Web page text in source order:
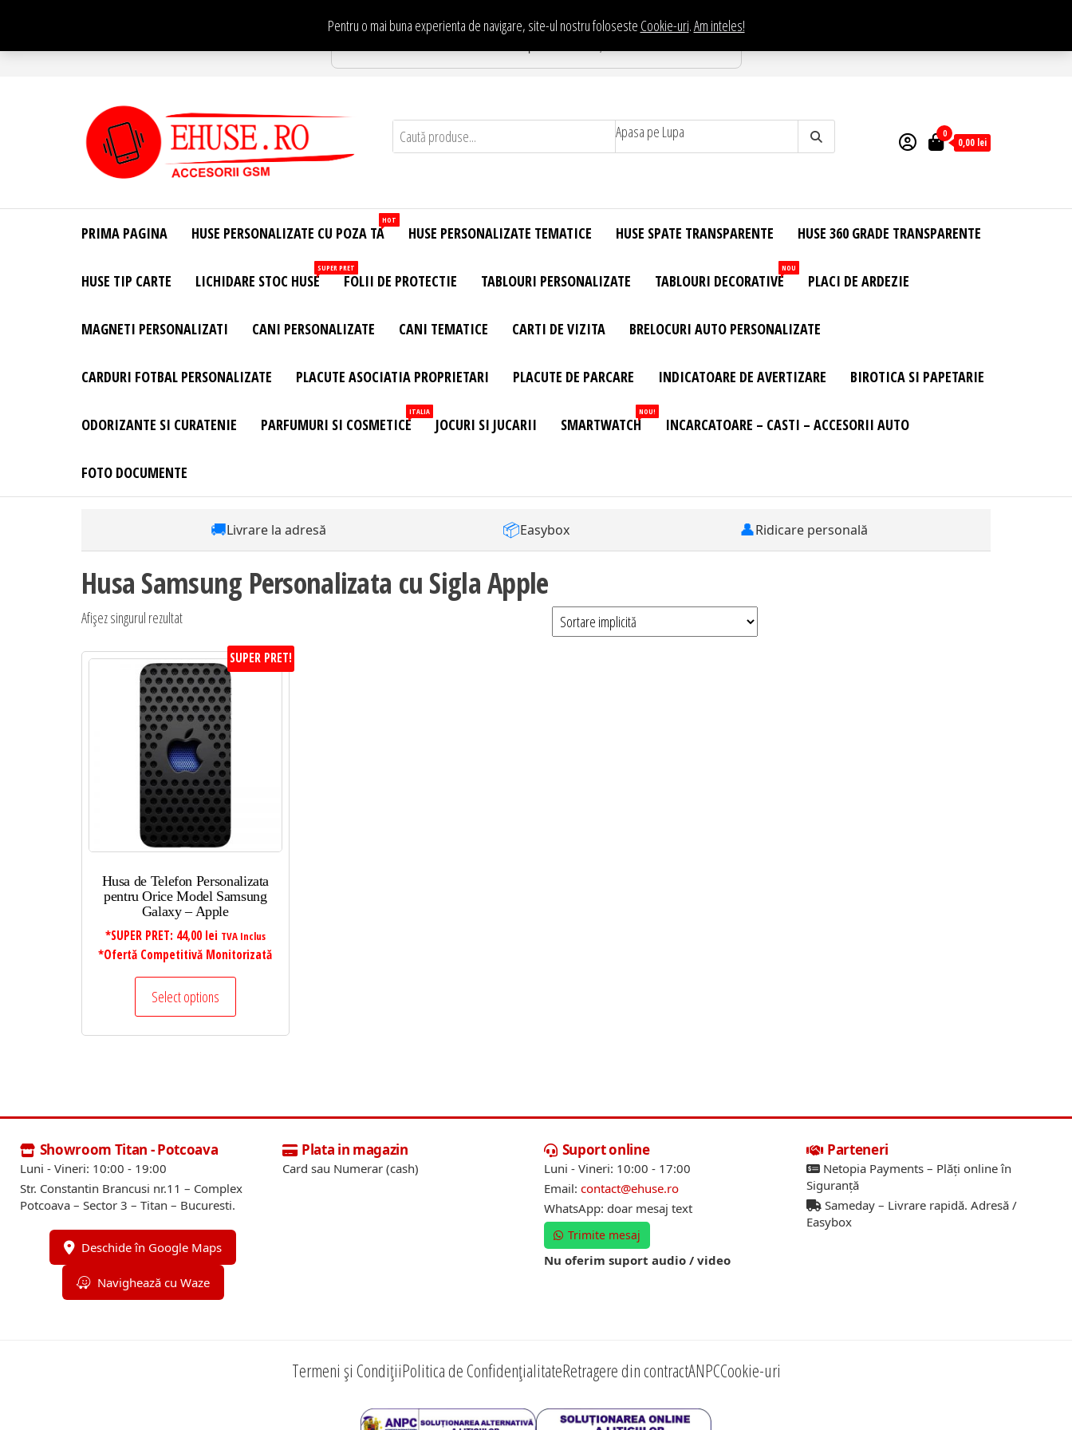
conținut
Pentru o mai buna experienta de navigare, site-ul nostru foloseste Cookie-uri.Am inteles!
Te asteptam in Showroom eHuse.ro
Site Oficial .
Huse
Personalizate
Huse
Personalizate
Telefon –
– Accesorii
Apasa pe Lupa 0
0,00 lei
PRIMA PAGINA HUSE PERSONALIZATE CU POZA TA
HOT
HUSE PERSONALIZATE TEMATICE HUSE SPATE TRANSPARENTE HUSE 360 GRADE TRANSPARENTE
HUSE TIP CARTE LICHIDARE STOC HUSE
SUPER PRET
FOLII DE PROTECTIE TABLOURI PERSONALIZATE TABLOURI DECORATIVE
NOU
PLACI DE ARDEZIE
MAGNETI PERSONALIZATI CANI PERSONALIZATE CANI TEMATICE CARTI DE VIZITA BRELOCURI AUTO PERSONALIZATE
CARDURI FOTBAL PERSONALIZATE PLACUTE ASOCIATIA PROPRIETARI PLACUTE DE PARCARE INDICATOARE DE AVERTIZARE BIROTICA SI PAPETARIE
ODORIZANTE SI CURATENIE PARFUMURI SI COSMETICE
ITALIA
JOCURI SI JUCARII SMARTWATCH
NOU!
INCARCATOARE – CASTI – ACCESORII AUTO
FOTO DOCUMENTE
🚚Livrare la adresă 📦Easybox 👤Ridicare personală
Husa Samsung Personalizata cu Sigla Apple
Afișez singurul rezultat
SUPER PRET!
Husa de Telefon Personalizata
pentru Orice Model Samsung
Galaxy – Apple
*SUPER PRET: 44,00 lei TVA Inclus
*Ofertă Competitivă Monitorizată
Select options
Showroom Titan - Potcoava
Luni - Vineri: 10:00 - 19:00
Str. Constantin Brancusi nr.11 – Complex
Potcoava – Sector 3 – Titan – Bucuresti.
Deschide în Google Maps
Navighează cu Waze
Plata in magazin
Card sau Numerar (cash)
Suport online
Luni - Vineri: 10:00 - 17:00
Email: contact@ehuse.ro
WhatsApp: doar mesaj text
Trimite mesaj
Nu oferim suport audio / video
Parteneri
Netopia Payments – Plăți online în
Siguranță
Sameday – Livrare rapidă. Adresă /
Easybox
Termeni și CondițiiPolitica de ConfidențialitateRetragere din contractANPCCookie-uri